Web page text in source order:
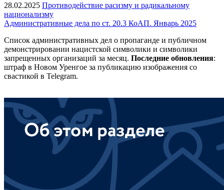
28.02.2025 Противодействие расизму и радикальному
национализму
Административные дела по ст. 20.3 КоАП. Январь 2025
Список административных дел о пропаганде и публичном
демонстрировании нацистской символики и символики
запрещенных организаций за месяц. Последние обновления:
штраф в Новом Уренгое за публикацию изображения со
свастикой в Telegram.